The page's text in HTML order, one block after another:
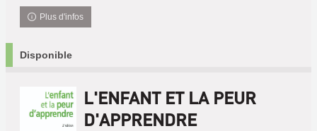
Plus d'infos
Disponible
L'ENFANT ET LA PEUR
D'APPRENDRE